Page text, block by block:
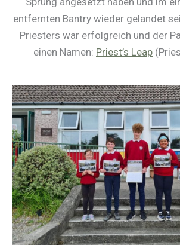
entfernten Bantry wieder gelandet
Priesters war erfolgreich und der
einen Namen: Priest’s Leap